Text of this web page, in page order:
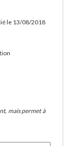
le 13/08/2018
mais permet à